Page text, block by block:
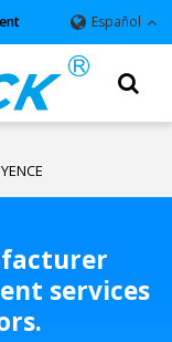
Español
services